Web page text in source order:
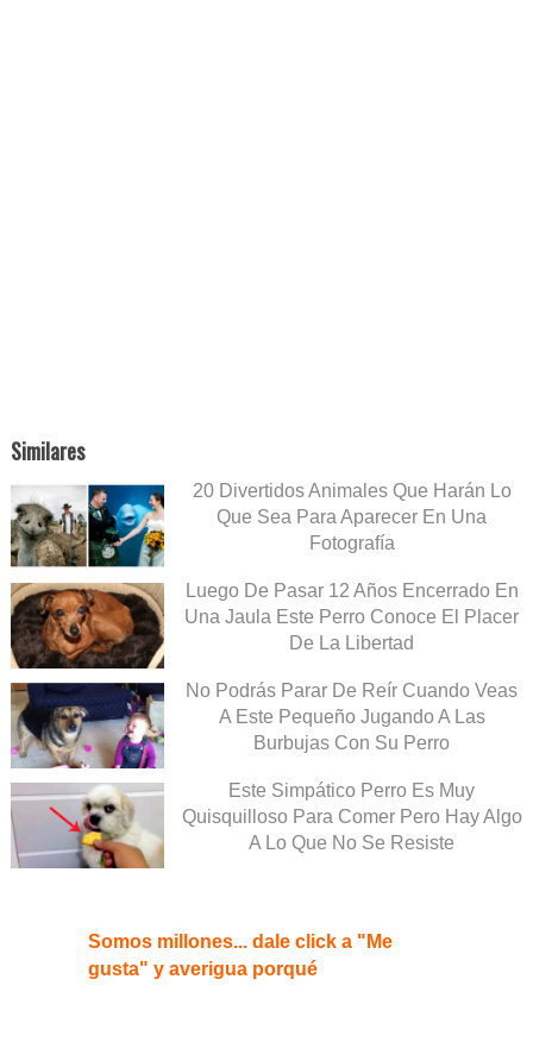
Similares
20 Divertidos Animales Que Harán Lo
Que Sea Para Aparecer En Una
Fotografía
Luego De Pasar 12 Años Encerrado En
Una Jaula Este Perro Conoce El Placer
De La Libertad
No Podrás Parar De Reír Cuando Veas
A Este Pequeño Jugando A Las
Burbujas Con Su Perro
Este Simpático Perro Es Muy
Quisquilloso Para Comer Pero Hay Algo
A Lo Que No Se Resiste
Somos millones... dale click a "Me
gusta" y averigua porqué